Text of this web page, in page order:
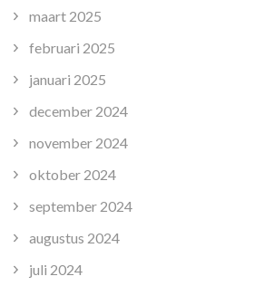
maart 2025
februari 2025
januari 2025
december 2024
november 2024
oktober 2024
september 2024
augustus 2024
juli 2024